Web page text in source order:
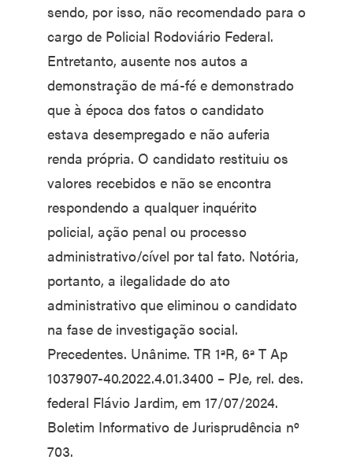
sendo, por isso, não recomendado para o
cargo de Policial Rodoviário Federal.
Entretanto, ausente nos autos a
demonstração de má-fé e demonstrado
que à época dos fatos o candidato
estava desempregado e não auferia
renda própria. O candidato restituiu os
valores recebidos e não se encontra
respondendo a qualquer inquérito
policial, ação penal ou processo
administrativo/cível por tal fato. Notória,
portanto, a ilegalidade do ato
administrativo que eliminou o candidato
na fase de investigação social.
Precedentes. Unânime. TR 1ªR, 6ª T Ap
1037907-40.2022.4.01.3400 – PJe, rel. des.
federal Flávio Jardim, em 17/07/2024.
Boletim Informativo de Jurisprudência nº
703.